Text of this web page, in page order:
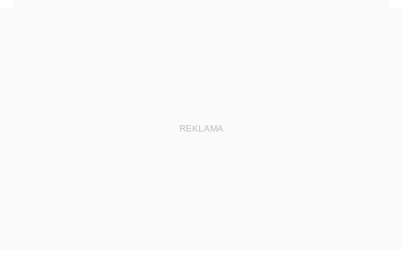
REKLAMA